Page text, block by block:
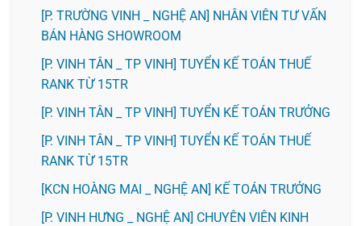
[P. TRƯỜNG VINH _ NGHỆ AN] NHÂN VIÊN TƯ VẤN
BÁN HÀNG SHOWROOM
[P. VINH TÂN _ TP VINH] TUYỂN KẾ TOÁN THUẾ
RANK TỪ 15TR
[P. VINH TÂN _ TP VINH] TUYỂN KẾ TOÁN TRƯỞNG
[P. VINH TÂN _ TP VINH] TUYỂN KẾ TOÁN THUẾ
RANK TỪ 15TR
️[KCN HOÀNG MAI _ NGHỆ AN] KẾ TOÁN TRƯỞNG
️[P. VINH HƯNG _ NGHỆ AN] CHUYÊN VIÊN KINH